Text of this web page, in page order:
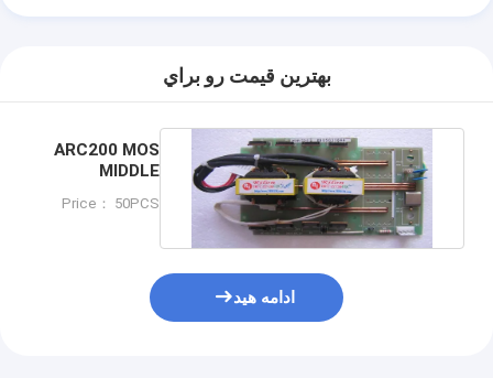
بهترين قيمت رو براي
ARC200 MOS
MIDDLE
Price： 50PCS
ادامه هید